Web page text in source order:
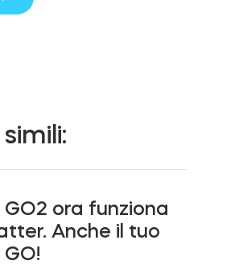
ora funziona
Anche il tuo